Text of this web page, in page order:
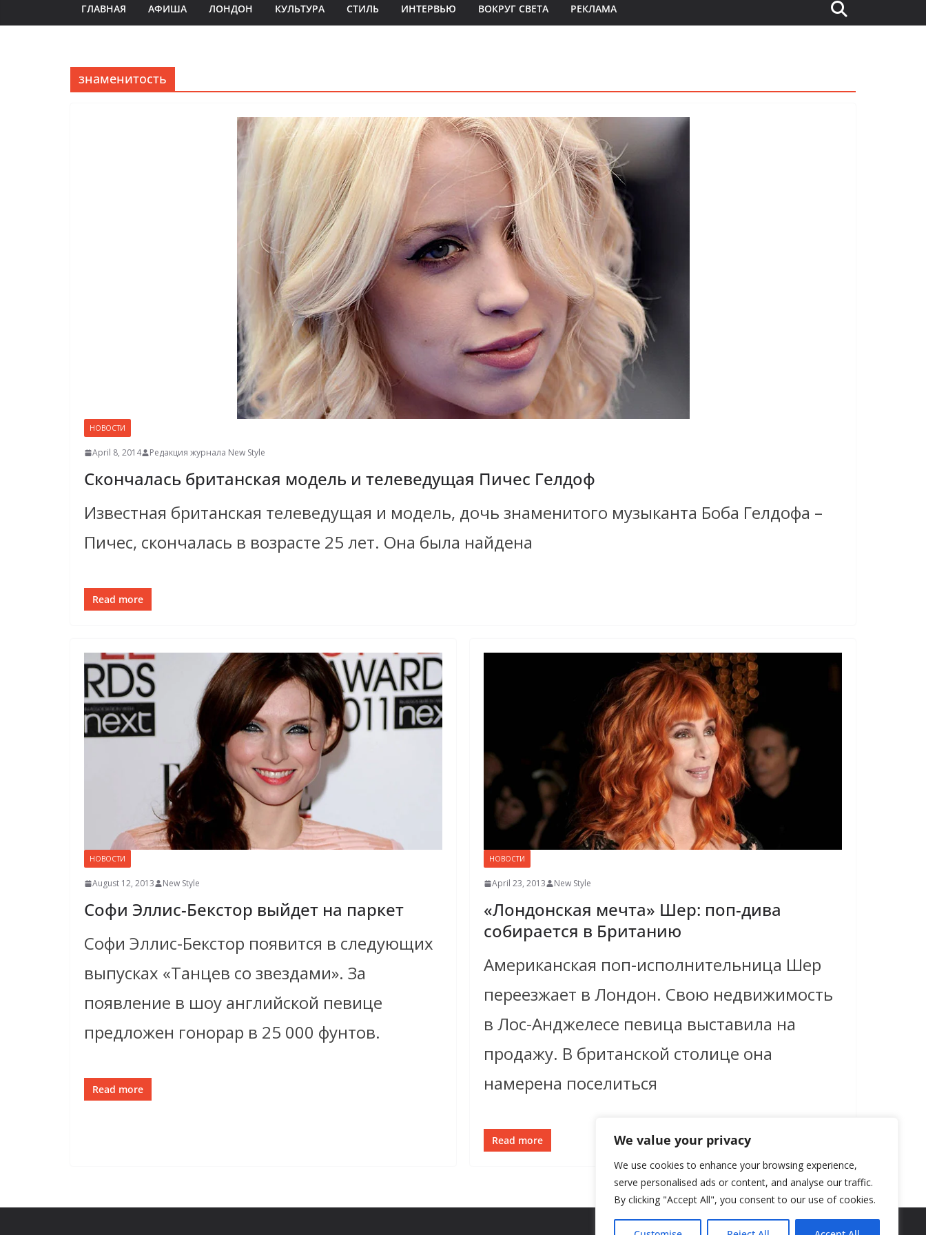
We value your privacy
We use cookies to enhance your browsing experience,
serve personalised ads or content, and analyse our traffic.
By clicking "Accept All", you consent to our use of cookies.
ГЛАВНАЯ АФИША ЛОНДОН КУЛЬТУРА СТИЛЬ ИНТЕРВЬЮ ВОКРУГ СВЕТА РЕКЛАМА
знаменитость
НОВОСТИ
April 8, 2014 Редакция журнала New Style
Скончалась британская модель и телеведущая Пичес Гелдоф
Известная британская телеведущая и модель, дочь знаменитого музыканта Боба Гелдофа –
Пичес, скончалась в возрасте 25 лет. Она была найдена
Read more
НОВОСТИ
August 12, 2013 New Style
Софи Эллис-Бекстор выйдет на паркет
Софи Эллис-Бекстор появится в следующих
выпусках «Танцев со звездами». За
появление в шоу английской певице
предложен гонорар в 25 000 фунтов.
Read more
НОВОСТИ
April 23, 2013 New Style
«Лондонская мечта» Шер: поп-дива
собирается в Британию
Американская поп-исполнительница Шер
переезжает в Лондон. Свою недвижимость
в Лос-Анджелесе певица выставила на
продажу. В британской столице она
намерена поселиться
Read more